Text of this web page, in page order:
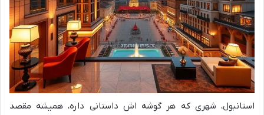
استانبول، شهری که هر گوشه اش داستانی داره، همیشه مقصد